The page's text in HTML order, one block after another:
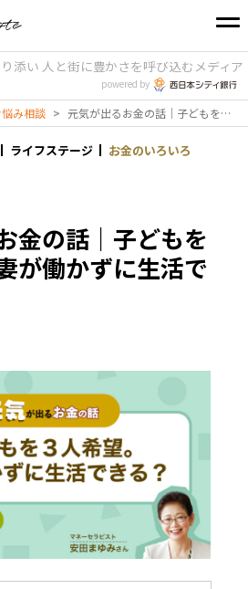
添い 人と街に豊かさを呼び込むメディア
powered by
悩み相談 > 元気が出るお金の話｜子どもを３人希望。妻が働かずに生活できる？
ライフステージ お金のいろいろ
金の話｜子どもを
が働かずに生活で